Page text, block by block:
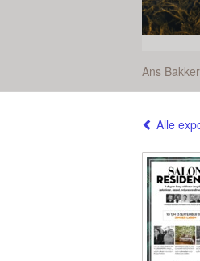
Ans Bakker
Alle